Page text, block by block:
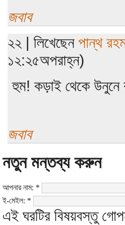
জবাব
২২ | লিখেছেন পান্থ
১২:২৫অপরাহ্ন)
হুম! কড়াই থেকে উনুনে
জবাব
নতুন মন্তব্য করুন
আপনার নাম: *
ই-মেইল: *
এই ঘরটির বিষয়বস্তু